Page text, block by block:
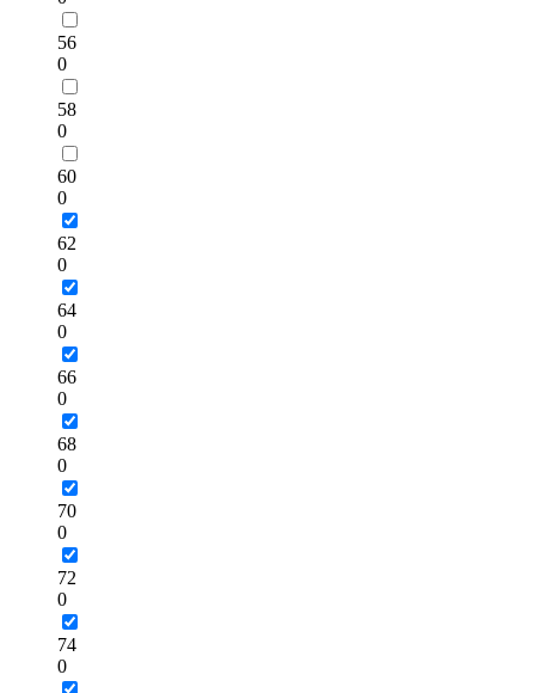
56
0
58
0
60
0
62
0
64
0
66
0
68
0
70
0
72
0
74
0